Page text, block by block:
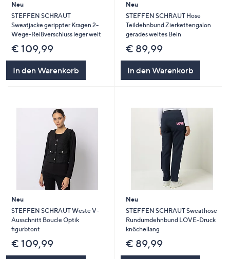
Neu
STEFFEN SCHRAUT
Sweatjacke gerippter Kragen 2-
Wege-Reißverschluss leger weit
€ 109,99
In den Warenkorb
Neu
STEFFEN SCHRAUT Hose
Teildehnbund Zierkettengalon
gerades weites Bein
€ 89,99
In den Warenkorb
Neu
STEFFEN SCHRAUT Weste V-
Ausschnitt Boucle Optik
figurbtont
€ 109,99
Neu
STEFFEN SCHRAUT Sweathose
Rundumdehnbund LOVE-Druck
knöchellang
€ 89,99